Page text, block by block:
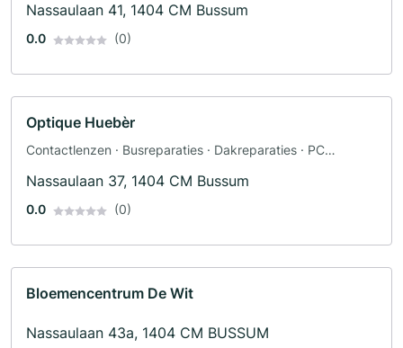
Nassaulaan 41, 1404 CM Bussum
0.0 (0)
Optique Huebèr
Contactlenzen · Busreparaties · Dakreparaties · PC
Nassaulaan 37, 1404 CM Bussum
0.0 (0)
Bloemencentrum De Wit
Nassaulaan 43a, 1404 CM BUSSUM